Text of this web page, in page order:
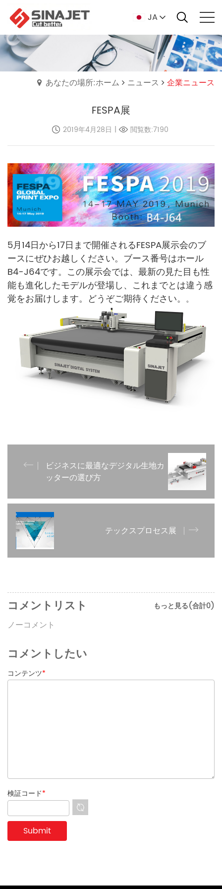
JA
あなたの場所:ホーム ニュース 企業ニュース
FESPA展
2019年4月28日 | 閲覧数:7190
5月14日から17日まで開催されるFESPA展示会のブ
ースにぜひお越しください。ブース番号はホール
B4-J64です。この展示会では、最新の見た目も性
能も進化したモデルが登場し、これまでとは違う感
覚をお届けします。どうぞご期待ください。 。
ビジネスに最適なデジタル生地カ
ッターの選び方
テックスプロセス展
もっと見る(合計0)
コメントリスト
ノーコメント
コメントしたい
コンテンツ*
検証コード*